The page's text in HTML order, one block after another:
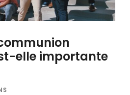
elle importante